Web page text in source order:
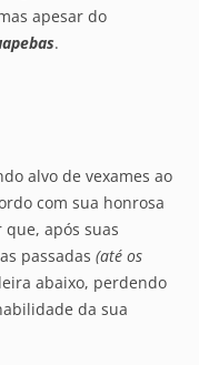
apesar do
.
alvo de vexames ao
com sua honrosa
após suas
passadas (até os
abaixo, perdendo
da sua